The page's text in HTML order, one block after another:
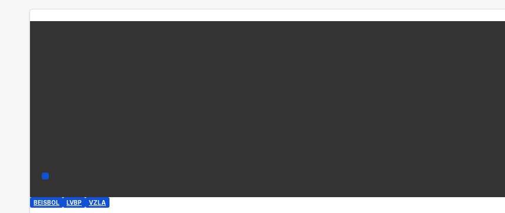
BEISBOL LVBP VZLA